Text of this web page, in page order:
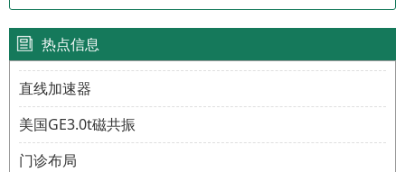
热点信息
直线加速器
美国GE3.0t磁共振
门诊布局